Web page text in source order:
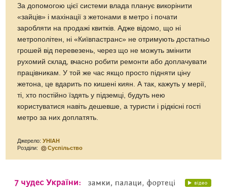
За допомогою цієї системи влада планує викорінити
«зайців» і махінації з жетонами в метро і почати
заробляти на продажі квитків. Адже відомо, що ні
метрополітен, ні «Київпастранс» не отримують достатньо
грошей від перевезень, через що не можуть змінити
рухомий склад, вчасно робити ремонти або доплачувати
працівникам. У той же час якщо просто підняти ціну
жетона, це вдарить по кишені киян. А так, кажуть у мерії,
ті, хто постійно їздять у підземці, будуть нею
користуватися навіть дешевше, а туристи і рідкісні гості
метро за них доплатять.
Джерело:УНІАН
Розділи:
Суспільство